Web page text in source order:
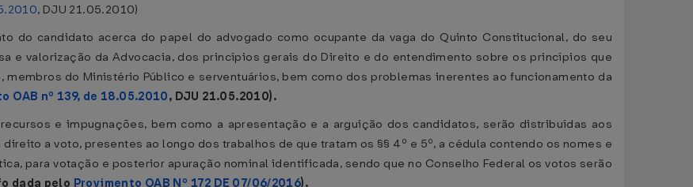
, DJU 21.05.2010)
do candidato acerca do papel do advogado como ocupante da vaga do Quinto Constitucional, do seu
e valorização da Advocacia, dos princípios gerais do Direito e do entendimento sobre os princípios que
do Ministério Público e serventuários, bem como dos problemas inerentes ao funcionamento da
OAB nº 139, de 18.05.2010, DJU 21.05.2010).
e impugnações, bem como a apresentação e a arguição dos candidatos, serão distribuídas aos
a voto, presentes ao longo dos trabalhos de que tratam os §§ 4º e 5º, a cédula contendo os nomes e
para votação e posterior apuração nominal identificada, sendo que no Conselho Federal os votos serão
dada pelo Provimento OAB Nº 172 DE 07/06/2016).